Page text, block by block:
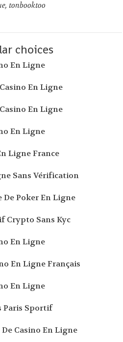
,tonbooktoo
choices
En Ligne
En Ligne
En Ligne
En Ligne
Ligne France
Sans Vérification
Poker En Ligne
Crypto Sans Kyc
En Ligne
En Ligne Français
En Ligne
Paris Sportif
Casino En Ligne